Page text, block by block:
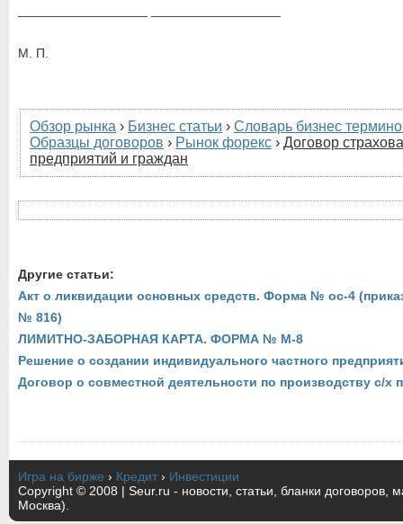
М. П.
Обзор рынка › Бизнес статьи › Словарь бизнес
Образцы договоров › Рынок форекс › Договор
предприятий и граждан
Другие статьи:
Акт о ликвидации основных средств. Форма № ос-4
№ 816)
ЛИМИТНО-ЗАБОРНАЯ КАРТА. ФОРМА № М-8
Решение о создании индивидуального частного
Договор о совместной деятельности по производству с/х
Игра на бирже › Кредит › Инвестиции
Copyright © 2008 | Seur.ru - новости, статьи, бланки договоров,
Москва).